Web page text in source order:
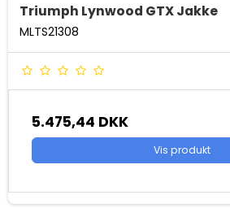
Triumph Lynwood GTX Jakke
MLTS21308
5.475,44 DKK
Vis produkt